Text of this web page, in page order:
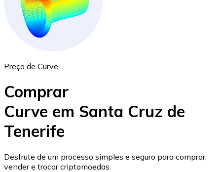
ETH
USD Coin
USDC
Preço de Curve
Comprar
Curve em Santa Cruz de
Tenerife
Desfrute de um processo simples e seguro para comprar,
vender e trocar criptomoedas.